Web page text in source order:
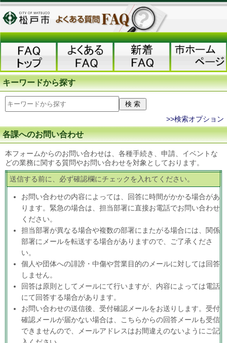
キーワードから探す
>>検索オプション
各課へのお問い合わせ
本フォームからのお問い合わせは、各種手続き、申請、イベントな
どの業務に関する質問やお問い合わせを対象としております。
送信する前に、必ず確認欄にチェックを入れてください。
お問い合わせの内容によっては、回答に時間がかかる場合があ
ります。緊急の場合は、担当部署に直接お電話でお問い合わせ
ください。
担当部署が異なる場合や複数の部署にまたがる場合には、関係
部署にメールを転送する場合がありますので、ご了承くださ
い。
個人や団体への誹謗・中傷や営業目的のメールに対しては回答
しません。
回答は原則としてメールにて行いますが、内容によっては電話
にて回答する場合があります。
お問い合わせの送信後、受付確認メールをお送りします。受付
確認メールが届かない場合は、こちらからの回答メールも受信
できませんので、メールアドレスはお間違えのないようにご記